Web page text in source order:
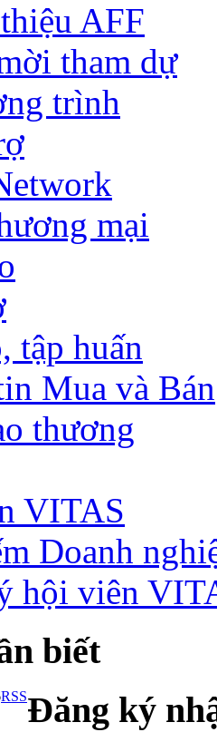
AFF
tham dự
trình
mại
tập huấn
Mua và Bán
thương
VITAS
Doanh
hội viên
biết
RSSĐăng ký